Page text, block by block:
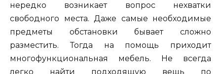
нередко возникает вопрос нехватки
свободного места. Даже самые необходимые
предметы обстановки бывает сложно
разместить. Тогда на помощь приходит
многофункциональная мебель. Не всегда
легко найти подходящую вещь по